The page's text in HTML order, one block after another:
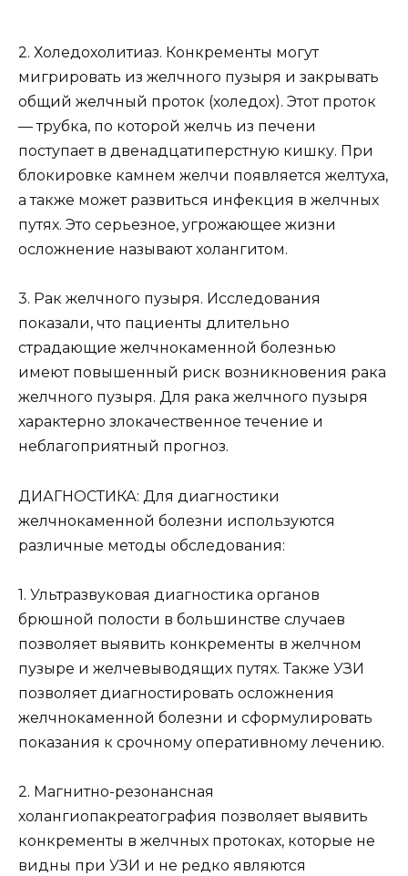
2. Холедохолитиаз. Конкременты могут
мигрировать из желчного пузыря и закрывать
общий желчный проток (холедох). Этот проток
— трубка, по которой желчь из печени
поступает в двенадцатиперстную кишку. При
блокировке камнем желчи появляется желтуха,
а также может развиться инфекция в желчных
путях. Это серьезное, угрожающее жизни
осложнение называют холангитом.
3. Рак желчного пузыря. Исследования
показали, что пациенты длительно
страдающие желчнокаменной болезнью
имеют повышенный риск возникновения рака
желчного пузыря. Для рака желчного пузыря
характерно злокачественное течение и
неблагоприятный прогноз.
ДИАГНОСТИКА: Для диагностики
желчнокаменной болезни используются
различные методы обследования:
1. Ультразвуковая диагностика органов
брюшной полости в большинстве случаев
позволяет выявить конкременты в желчном
пузыре и желчевыводящих путях. Также УЗИ
позволяет диагностировать осложнения
желчнокаменной болезни и сформулировать
показания к срочному оперативному лечению.
2. Магнитно-резонансная
холангиопакреатография позволяет выявить
конкременты в желчных протоках, которые не
видны при УЗИ и не редко являются